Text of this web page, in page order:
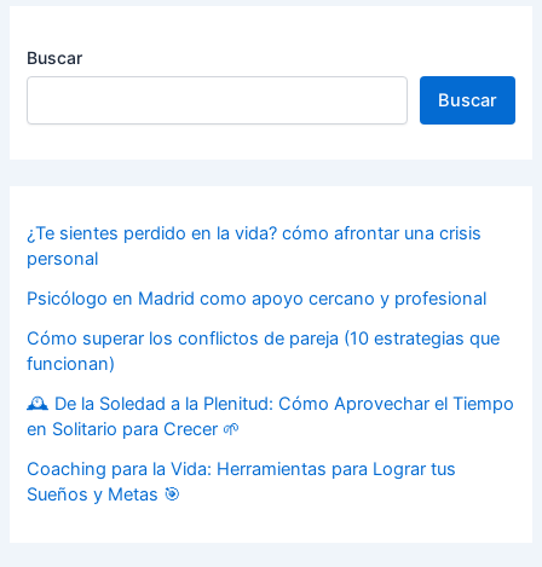
Buscar
Buscar
¿Te sientes perdido en la vida? cómo afrontar una crisis
personal
Psicólogo en Madrid como apoyo cercano y profesional
Cómo superar los conflictos de pareja (10 estrategias que
funcionan)
🕰️ De la Soledad a la Plenitud: Cómo Aprovechar el Tiempo
en Solitario para Crecer 🌱
Coaching para la Vida: Herramientas para Lograr tus
Sueños y Metas 🎯